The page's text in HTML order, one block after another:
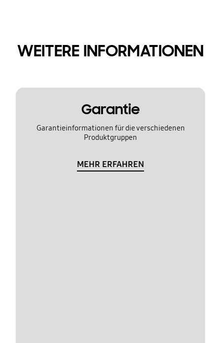
WEITERE INFORMATIONEN
Garantie
Garantieinformationen für die verschiedenen
Produktgruppen
MEHR ERFAHREN